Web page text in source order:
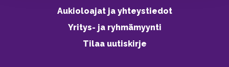
Aukioloajat ja yhteystiedot
Yritys- ja ryhmämyynti
Tilaa uutiskirje